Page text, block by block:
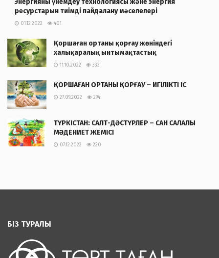
Энергияны үнемдеу технологиясы және энергия
ресурстарын тиімді пайдалану мәселелері
01.12.2022 401
Қоршаған ортаны қорғау жөніндегі
халықаралық ынтымақтастық
11.10.2022 333
ҚОРШАҒАН ОРТАНЫ ҚОРҒАУ – ИГІЛІКТІ ІС
27.09.2022 294
ТҮРКІСТАН: САЛТ-ДӘСТҮРЛЕР – САН САЛАЛЫ
МӘДЕНИЕТ ЖЕМІСІ
07.12.2023 220
БІЗ ТУРАЛЫ